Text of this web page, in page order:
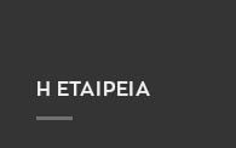
Η ΕΤΑΙΡΕΙΑ